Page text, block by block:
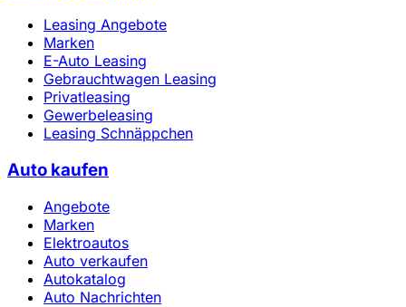
Leasing Angebote
Marken
E-Auto Leasing
Gebrauchtwagen Leasing
Privatleasing
Gewerbeleasing
Leasing Schnäppchen
Auto kaufen
Angebote
Marken
Elektroautos
Auto verkaufen
Autokatalog
Auto Nachrichten